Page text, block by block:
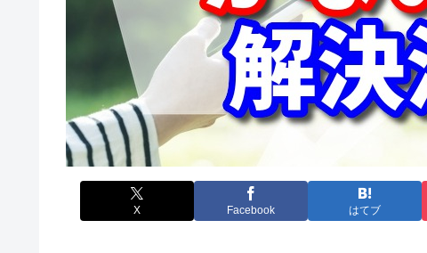
X Facebook はてブ